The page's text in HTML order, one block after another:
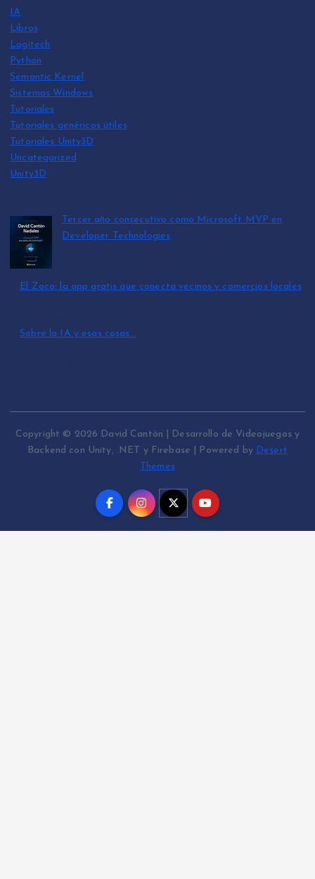
IA
Libros
Logitech
Python
Semantic Kernel
Sistemas Windows
Tutoriales
Tutoriales genéricos útiles
Tutoriales Unity3D
Uncategorized
Unity3D
Tercer año consecutivo como Microsoft MVP en
Developer Technologies
El Zoco: la app gratis que conecta vecinos y comercios locales
Sobre la IA y esas cosas…
Copyright © 2026 David Cantón | Desarrollo de Videojuegos y
Backend con Unity, .NET y Firebase | Powered by Desert
Themes